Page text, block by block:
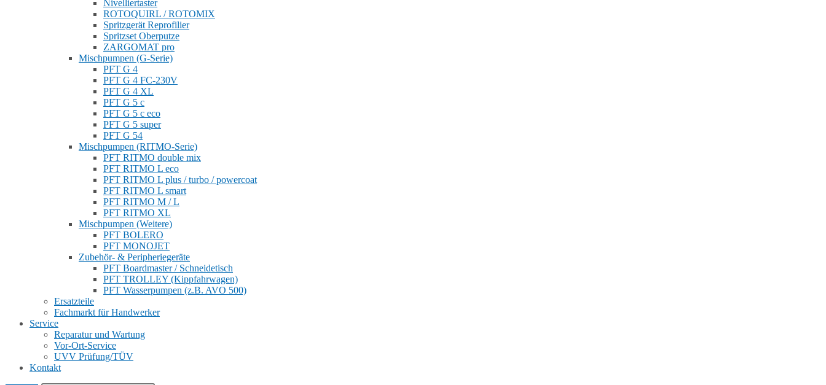
Nivelliertaster
ROTOQUIRL / ROTOMIX
Spritzgerät Reprofilier
Spritzset Oberputze
ZARGOMAT pro
Mischpumpen (G-Serie)
PFT G 4
PFT G 4 FC-230V
PFT G 4 XL
PFT G 5 c
PFT G 5 c eco
PFT G 5 super
PFT G 54
Mischpumpen (RITMO-Serie)
PFT RITMO double mix
PFT RITMO L eco
PFT RITMO L plus / turbo / powercoat
PFT RITMO L smart
PFT RITMO M / L
PFT RITMO XL
Mischpumpen (Weitere)
PFT BOLERO
PFT MONOJET
Zubehör- & Peripheriegeräte
PFT Boardmaster / Schneidetisch
PFT TROLLEY (Kippfahrwagen)
PFT Wasserpumpen (z.B. AVO 500)
Ersatzteile
Fachmarkt für Handwerker
Service
Reparatur und Wartung
Vor-Ort-Service
UVV Prüfung/TÜV
Kontakt